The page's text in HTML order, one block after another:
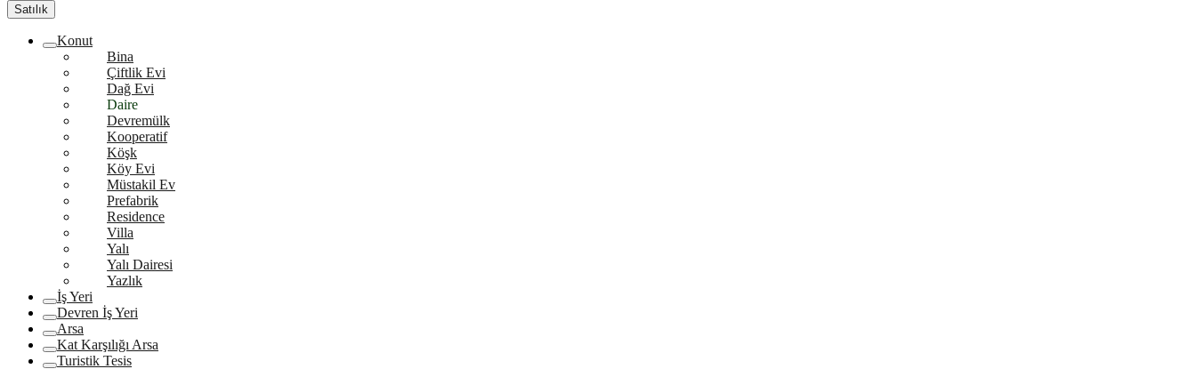
Satılık
Konut
Bina
Çiftlik Evi
Dağ Evi
Daire
Devremülk
Kooperatif
Köşk
Köy Evi
Müstakil Ev
Prefabrik
Residence
Villa
Yalı
Yalı Dairesi
Yazlık
İş Yeri
Devren İş Yeri
Arsa
Kat Karşılığı Arsa
Turistik Tesis